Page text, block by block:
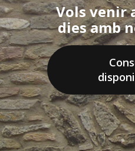
Vols venir
dies amb